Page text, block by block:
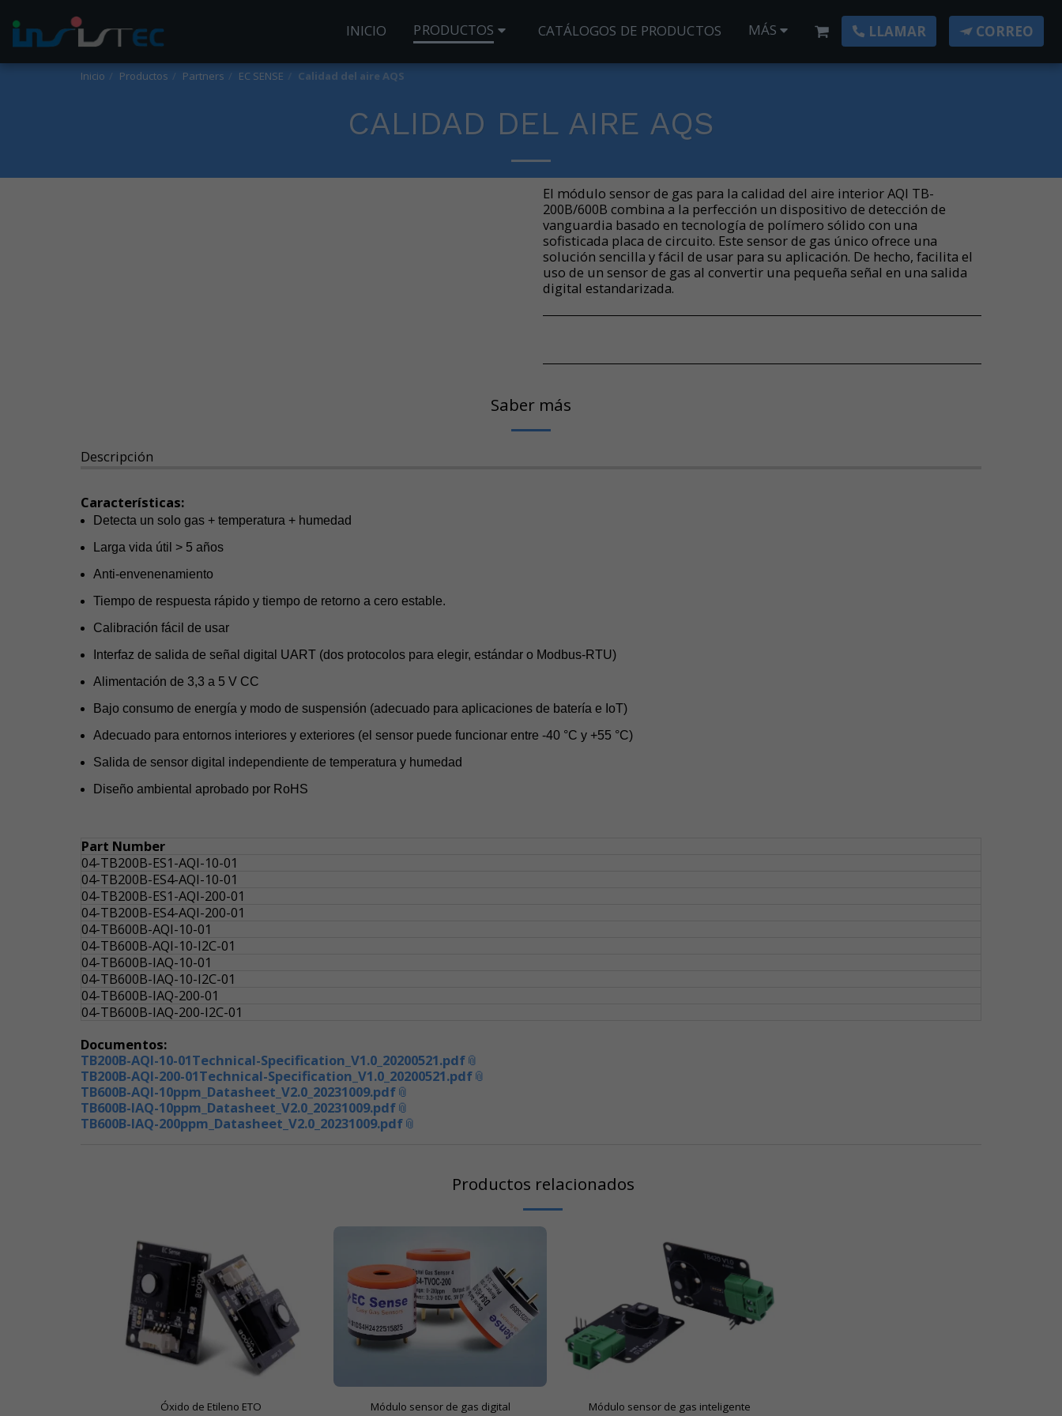
INICIO PRODUCTOS CATÁLOGOS DE PRODUCTOS MÁS LLAMAR CORREO
Inicio Productos Partners EC SENSE Calidad del aire AQS
CALIDAD DEL AIRE AQS
El módulo sensor de gas para la calidad del aire interior AQI TB-
200B/600B combina a la perfección un dispositivo de detección de
vanguardia basado en tecnología de polímero sólido con una
sofisticada placa de circuito. Este sensor de gas único ofrece una
solución sencilla y fácil de usar para su aplicación. De hecho, facilita el
uso de un sensor de gas al convertir una pequeña señal en una salida
digital estandarizada.
Saber más
Descripción
Características:
Detecta un solo gas + temperatura + humedad
Larga vida útil > 5 años
Anti-envenenamiento
Tiempo de respuesta rápido y tiempo de retorno a cero estable.
Calibración fácil de usar
Interfaz de salida de señal digital UART (dos protocolos para elegir, estándar o Modbus-RTU)
Alimentación de 3,3 a 5 V CC
Bajo consumo de energía y modo de suspensión (adecuado para aplicaciones de batería e IoT)
Adecuado para entornos interiores y exteriores (el sensor puede funcionar entre -40 °C y +55 °C)
Salida de sensor digital independiente de temperatura y humedad
Diseño ambiental aprobado por RoHS
Part Number
04-TB200B-ES1-AQI-10-01
04-TB200B-ES4-AQI-10-01
04-TB200B-ES1-AQI-200-01
04-TB200B-ES4-AQI-200-01
04-TB600B-AQI-10-01
04-TB600B-AQI-10-I2C-01
04-TB600B-IAQ-10-01
04-TB600B-IAQ-10-I2C-01
04-TB600B-IAQ-200-01
04-TB600B-IAQ-200-I2C-01
Documentos:
TB200B-AQI-10-01Technical-Specification_V1.0_20200521.pdf
TB200B-AQI-200-01Technical-Specification_V1.0_20200521.pdf
TB600B-AQI-10ppm_Datasheet_V2.0_20231009.pdf
TB600B-IAQ-10ppm_Datasheet_V2.0_20231009.pdf
TB600B-IAQ-200ppm_Datasheet_V2.0_20231009.pdf
Productos relacionados
Óxido de Etileno ETO
Módulo sensor de gas digital
Módulo sensor de gas inteligente